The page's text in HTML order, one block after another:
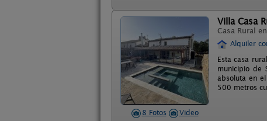
8 Fotos Video
Villa Casa
Casa Rural en
Alquiler
Esta casa
municipio de
absoluta en
500 metros